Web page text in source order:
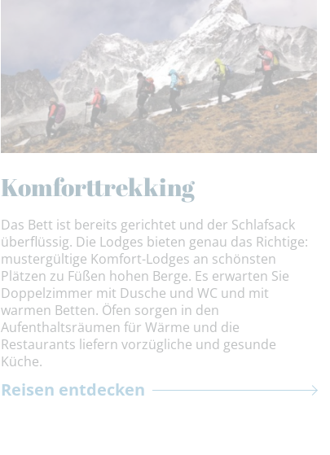
Komforttrekking
Das Bett ist bereits gerichtet und der Schlafsack
überflüssig. Die Lodges bieten genau das Richtige:
mustergültige Komfort-Lodges an schönsten
Plätzen zu Füßen hohen Berge. Es erwarten Sie
Doppelzimmer mit Dusche und WC und mit
warmen Betten. Öfen sorgen in den
Aufenthaltsräumen für Wärme und die
Restaurants liefern vorzügliche und gesunde
Küche.
Reisen entdecken